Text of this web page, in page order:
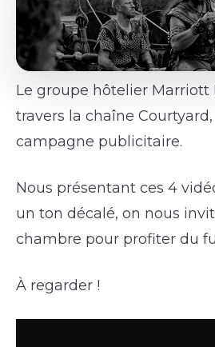
Le groupe hôtelier Marriott
travers la chaîne
campagne publicitaire.
Nous présentant ces 4
un ton décalé, on nous
chambre pour profiter du
À regarder !